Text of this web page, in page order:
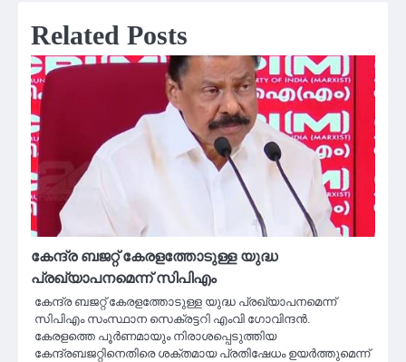
Related Posts
കേന്ദ്ര ബജറ്റ് കേരളത്തോടുള്ള യുദ്ധ
പ്രഖ്യാപനമെന്ന് സിപിഎം
കേന്ദ്ര ബജറ്റ് കേരളത്തോടുള്ള യുദ്ധ പ്രഖ്യാപനമെന്ന്
സിപിഎം സംസ്ഥാന സെക്രട്ടറി എംവി ഗോവിന്ദന്‍.
കേരളത്തെ പൂര്‍ണമായും നിരാശപ്പെടുത്തിയ
കേന്ദ്രബജറ്റിനെതിരെ ശക്തമായ പ്രതിഷേധം ഉയര്‍ത്തുമെന്ന്